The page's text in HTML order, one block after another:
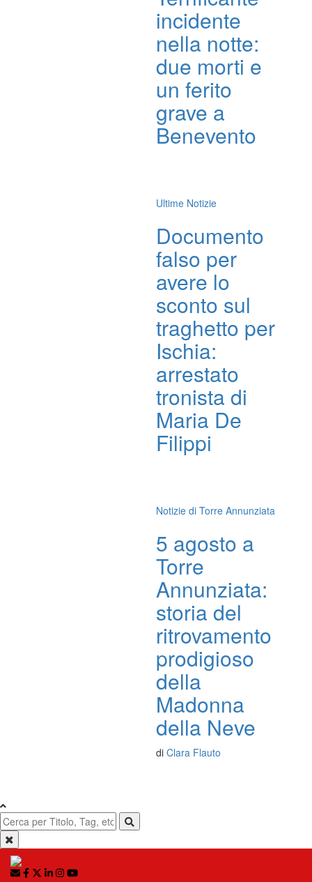
incidente
nella notte:
due morti e
un ferito
grave a
Benevento
Ultime Notizie
Documento
falso per
avere lo
sconto sul
traghetto per
Ischia:
arrestato
tronista di
Maria De
Filippi
Notizie di Torre Annunziata
5 agosto a
Torre
Annunziata:
storia del
ritrovamento
prodigioso
della
Madonna
della Neve
di Clara Flauto